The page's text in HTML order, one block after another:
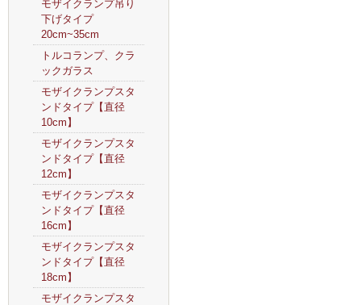
モザイクランプ吊り
下げタイプ
20cm~35cm
トルコランプ、クラ
ックガラス
モザイクランプスタ
ンドタイプ【直径
10cm】
モザイクランプスタ
ンドタイプ【直径
12cm】
モザイクランプスタ
ンドタイプ【直径
16cm】
モザイクランプスタ
ンドタイプ【直径
18cm】
モザイクランプスタ